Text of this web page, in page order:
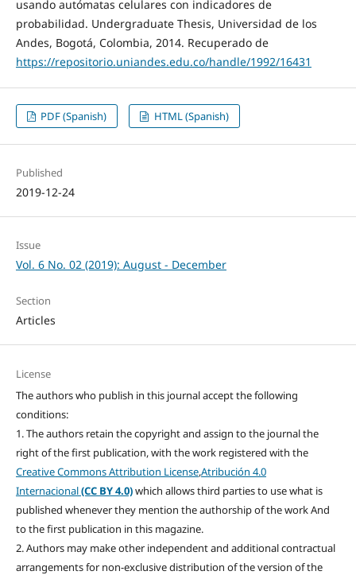
usando autómatas celulares con indicadores de
probabilidad. Undergraduate Thesis, Universidad de los
Andes, Bogotá, Colombia, 2014. Recuperado de
https://repositorio.uniandes.edu.co/handle/1992/16431
PDF (Spanish) HTML (Spanish)
Published
2019-12-24
Issue
Vol. 6 No. 02 (2019): August - December
Section
Articles
License
The authors who publish in this journal accept the following
conditions:
1. The authors retain the copyright and assign to the journal the
right of the first publication, with the work registered with the
Creative Commons Attribution License,Atribución 4.0
Internacional(CC BY 4.0)which allows third parties to use what is
published whenever they mention the authorship of the work And
to the first publication in this magazine.
2. Authors may make other independent and additional contractual
arrangements for non-exclusive distribution of the version of the